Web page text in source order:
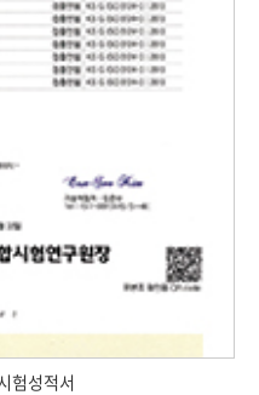
험성적서